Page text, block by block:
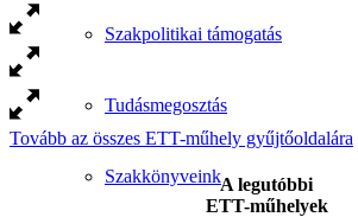
Szakpolitikai támogatás
Tudásmegosztás
Szakkönyveink
Tovább az összes ETT-műhely gyűjtőoldalára
A legutóbbi
ETT-műhelyek